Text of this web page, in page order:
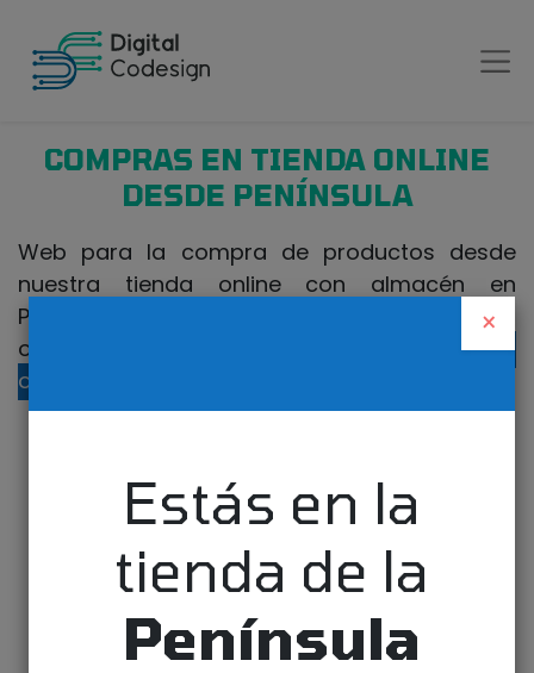
COMPRAS EN TIENDA ONLINE
DESDE PENÍNSULA
×
Estás en la
tienda de la
Península
Web para la compra de productos desde
nuestra tienda online con almacén en
Península. Si realiza la compra desde Canarias
o fuera de España, visite nuestra
tienda
online para Canarias